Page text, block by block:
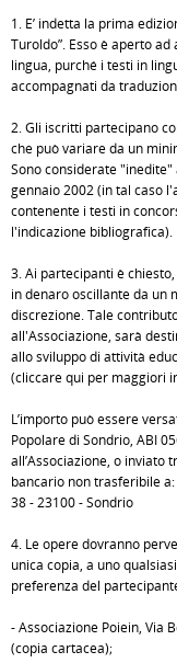
1. E’ indetta la prima
Turoldo”. Esso è aperto
lingua, purché i testi in
accompagnati da
2. Gli iscritti partecipano
che può variare da un
Sono considerate "inedite"
gennaio 2002 (in tal caso
contenente i testi in
l'indicazione bibliografica).
3. Ai partecipanti è
in denaro oscillante da un
discrezione. Tale
all'Associazione, sarà
allo sviluppo di attività
(cliccare qui per maggiori
L’importo può essere
Popolare di Sondrio, ABI
all’Associazione, o inviato
bancario non trasferibile
38 - 23100 - Sondrio
4. Le opere dovranno
unica copia, a uno
preferenza del
- Associazione Poiein, Via
(copia cartacea);